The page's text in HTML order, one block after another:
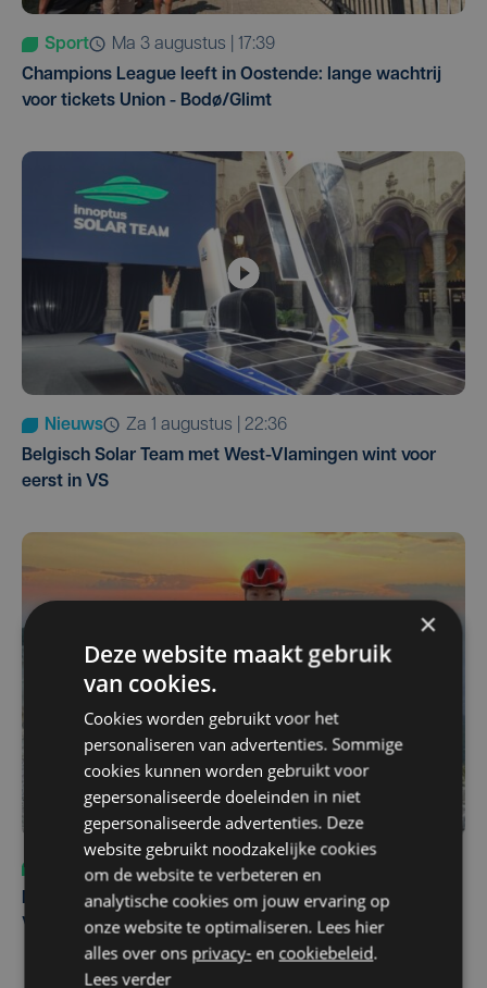
Sport
ma 3 augustus | 17:39
Champions League leeft in Oostende: lange wachtrij
voor tickets Union - Bodø/Glimt
Nieuws
za 1 augustus | 22:36
Belgisch Solar Team met West-Vlamingen wint voor
eerst in VS
Sport
do 6 augustus | 10:49
Margot Vanpachtenbeke beklimt zeven keer de Mont
Ventoux
×
Deze website maakt gebruik
van cookies.
Cookies worden gebruikt voor het
personaliseren van advertenties. Sommige
cookies kunnen worden gebruikt voor
gepersonaliseerde doeleinden in niet
gepersonaliseerde advertenties. Deze
website gebruikt noodzakelijke cookies
om de website te verbeteren en
analytische cookies om jouw ervaring op
onze website te optimaliseren. Lees hier
alles over ons privacy- en cookiebeleid.
Lees verder